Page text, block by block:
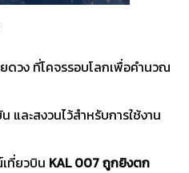
วง ที่โคจรรอบโลกเพื่อคำนวณ
และสงวนไว้สำหรับการใช้งาน
ที่ยวบิน KAL 007 ถูกยิงตก